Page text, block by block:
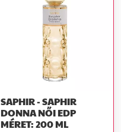
SAPHIR - SAPHIR
DONNA NŐI EDP
MÉRET: 200 ML